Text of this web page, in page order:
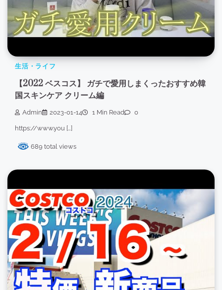
生活・ライフ
【2022 ベスコス】 ガチで愛用しまくったおすすめ韓
国スキンケア クリーム編
Admin 2023-01-14 1 Min Read 0
https://www.you […]
689 total views